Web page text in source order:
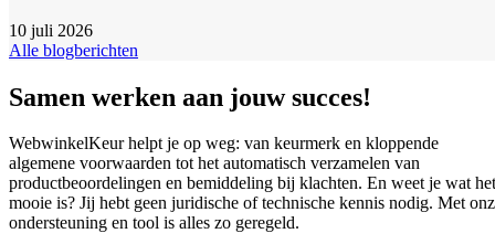
10 juli 2026
Alle blogberichten
Samen werken aan jouw succes!
WebwinkelKeur helpt je op weg: van keurmerk en kloppende
algemene voorwaarden tot het automatisch verzamelen van
productbeoordelingen en bemiddeling bij klachten. En weet je wat het
mooie is? Jij hebt geen juridische of technische kennis nodig. Met
ondersteuning en tool is alles zo geregeld.